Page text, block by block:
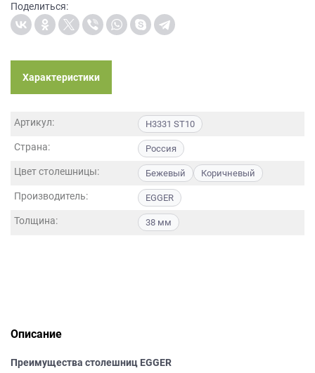
Поделиться:
Характеристики
Артикул: H3331 ST10
Страна: Россия
Цвет столешницы: Бежевый Коричневый
Производитель: EGGER
Толщина: 38 мм
Описание
Преимущества столешниц EGGER
Политики
обработки